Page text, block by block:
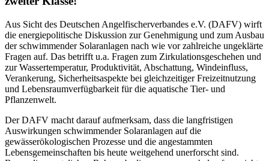
Aus Sicht des Deutschen Angelfischerverbandes e.V. (DAFV) wirft
die energiepolitische Diskussion zur Genehmigung und zum Ausbau
der schwimmender Solaranlagen nach wie vor zahlreiche ungeklärte
Fragen auf. Das betrifft u.a. Fragen zum Zirkulationsgeschehen und
zur Wassertemperatur, Produktivität, Abschattung, Windeinfluss,
Verankerung, Sicherheitsaspekte bei gleichzeitiger Freizeitnutzung
und Lebensraumverfügbarkeit für die aquatische Tier- und
Pflanzenwelt.
Der DAFV macht darauf aufmerksam, dass die langfristigen
Auswirkungen schwimmender Solaranlagen auf die
gewässerökologischen Prozesse und die angestammten
Lebensgemeinschaften bis heute weitgehend unerforscht sind.